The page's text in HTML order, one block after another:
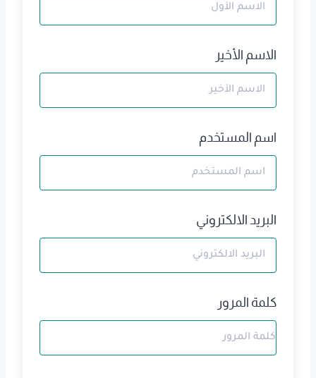
الاسم الأخير
اسم المستخدم
البريد الالكتروني
كلمة المرور